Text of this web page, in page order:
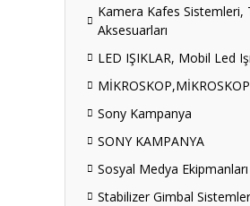
Kamera Kafes Sistemleri,
Aksesuarları
LED IŞIKLAR, Mobil Led
Sony Kampanya
SONY KAMPANYA
Sosyal Medya Ekipmanları
Stabilizer Gimbal Sistemler